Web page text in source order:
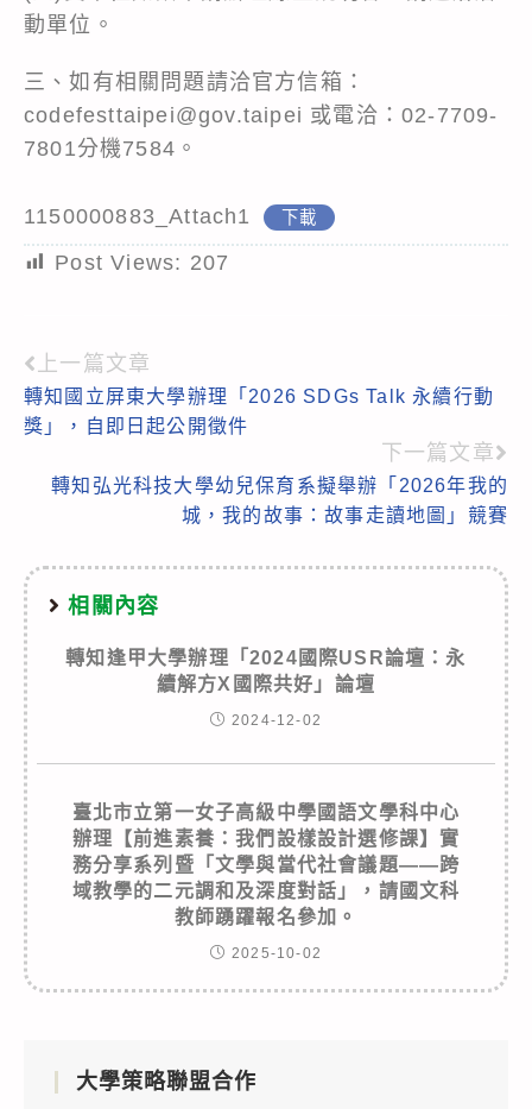
動單位。
三、如有相關問題請洽官方信箱：
codefesttaipei@gov.taipei 或電洽：02-7709-
7801分機7584。
1150000883_Attach1 下載
Post Views: 207
Read
more
上一篇文章
轉知國立屏東大學辦理「2026 SDGs Talk 永續行動
獎」，自即日起公開徵件
下一篇文章
轉知弘光科技大學幼兒保育系擬舉辦「2026年我的
城，我的故事：故事走讀地圖」競賽
相關內容
轉知逢甲大學辦理「2024國際USR論壇：永
續解方X國際共好」論壇
2024-12-02
臺北市立第一女子高級中學國語文學科中心
辦理【前進素養：我們設樣設計選修課】實
務分享系列暨「文學與當代社會議題——跨
域教學的二元調和及深度對話」，請國文科
教師踴躍報名參加。
2025-10-02
大學策略聯盟合作